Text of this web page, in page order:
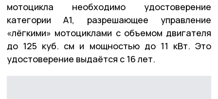
мотоцикла необходимо удостоверение
категории А1, разрешающее управление
«лёгкими» мотоциклами с объемом двигателя
до 125 куб. см и мощностью до 11 кВт. Это
удостоверение выдаётся с 16 лет.